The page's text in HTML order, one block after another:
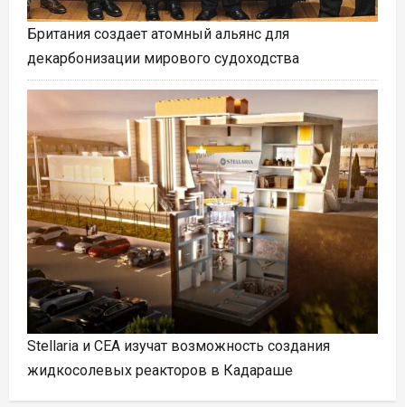
Британия создает атомный альянс для
декарбонизации мирового судоходства
Stellaria и CEA изучат возможность создания
жидкосолевых реакторов в Кадараше